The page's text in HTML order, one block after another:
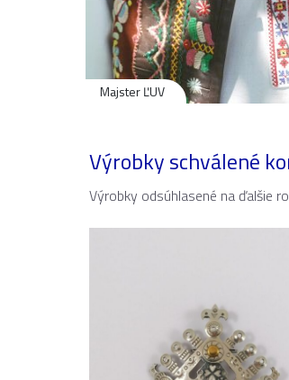
Majster ĽUV
Výrobky schválené
Výrobky odsúhlasené na ďalšie